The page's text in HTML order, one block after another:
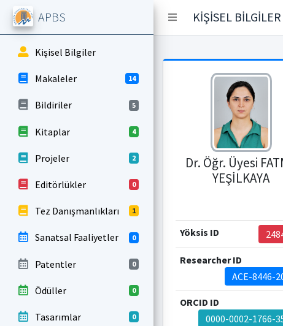
KİŞİSEL BİLGİLER
APBS
Kişisel Bilgiler
Makaleler 14
Bildiriler 5
Kitaplar 4
Projeler 2
Editörlükler 0
Tez Danışmanlıkları 1
Sanatsal Faaliyetler 0
Patentler 0
Ödüller 0
Tasarımlar 0
Dr. Öğr. Üyesi
YEŞİLKAYA
Yöksis ID
Researcher ID
ACE-8446-
ORCID ID
0000-0002-1766-